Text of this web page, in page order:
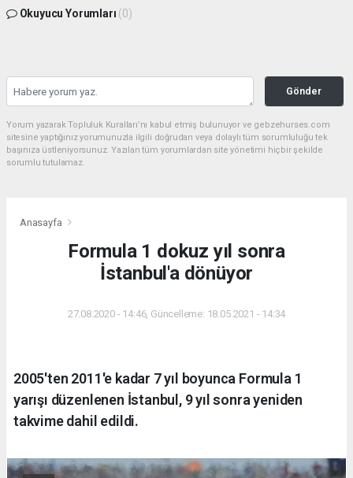
Okuyucu Yorumları (0)
Gönder
Yorum yazarak Topluluk Kuralları’nı kabul etmiş bulunuyor ve gebzehurses.com
sitesine yaptığınız yorumunuzla ilgili doğrudan veya dolaylı tüm sorumluluğu tek
başınıza üstleniyorsunuz. Yazılan tüm yorumlardan site yönetimi hiçbir şekilde
sorumlu tutulamaz.
Anasayfa
Formula 1 dokuz yıl sonra
İstanbul'a dönüyor
27.08.2020 - 14:46, Güncelleme: 18.05.2021 - 14:34
2005'ten 2011'e kadar 7 yıl boyunca Formula 1
yarışı düzenlenen İstanbul, 9 yıl sonra yeniden
takvime dahil edildi.